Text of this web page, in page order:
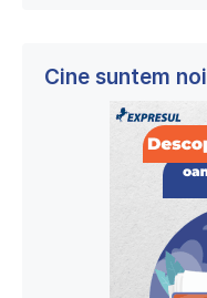
Cine suntem noi